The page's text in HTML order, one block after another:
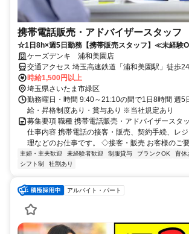
携帯電話販売・アドバイザースタッフ
☆1日8h×週5日勤務【携帯販売スタッフ】≪未経験
働きやすさ抜群◎
ケーズデンキ 浦和美園店
交通アクセス 埼玉高速鉄道「浦和美園駅」徒歩
時給1,500円以上
埼玉県さいたま市緑区
勤務曜日・時間 9:40～21:10の間で1日8時間 週
給・昇格制度あり・賞与あり ※当社規定あり
募集要項 職種 携帯電話販売・アドバイザースタ
仕事内容 携帯電話の接客・販売、契約手続、レ
理などのお仕事です。 ◇接客・販売 お客様のご
主婦・主夫歓迎 未経験者歓迎 制服貸与 ブランクOK 育休
シフト制
社割あり
アルバイト・パート